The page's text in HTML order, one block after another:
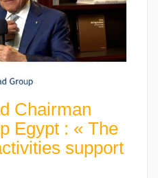
Chairman
Egypt : « The
support